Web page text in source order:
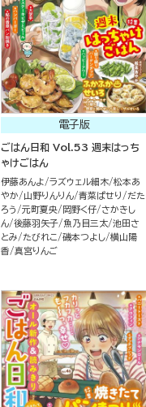
電子版
ごはん日和 Vol.53 週末はっち
ゃけごはん
伊藤あんよ ラズウェル細木 松本あ
やか
山野りんりん 青菜ぱせり
だた
ろう
元町夏央 岡野く仔 さかきし
ん 後藤羽矢子 魚乃目三太 池田さ
とみ
たびれこ 磯本つよし 横山陽
香
真宮りんご